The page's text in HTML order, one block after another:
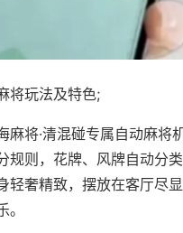
将玩法及特色;
海麻将·清混碰专属自动麻
规则，花牌、风牌自动分
轻奢精致，摆放在客厅尽